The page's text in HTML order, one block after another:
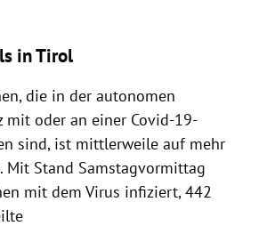
in Tirol
die in der autonomen
mit oder an einer Covid-19-
sind, ist mittlerweile auf mehr
Mit Stand Samstagvormittag
mit dem Virus infiziert, 442